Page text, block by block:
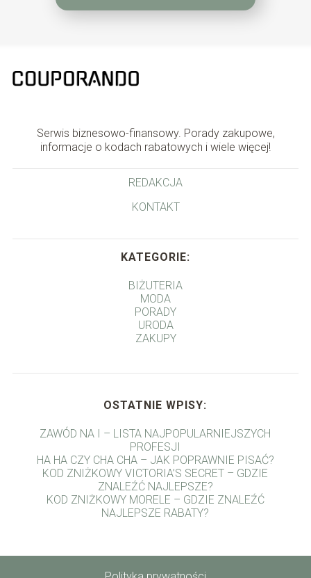
Serwis biznesowo-finansowy. Porady zakupowe,
informacje o kodach rabatowych i wiele więcej!
REDAKCJA
KONTAKT
KATEGORIE:
BIŻUTERIA
MODA
PORADY
URODA
ZAKUPY
OSTATNIE WPISY:
ZAWÓD NA I – LISTA NAJPOPULARNIEJSZYCH
PROFESJI
HA HA CZY CHA CHA – JAK POPRAWNIE PISAĆ?
KOD ZNIŻKOWY VICTORIA’S SECRET – GDZIE
ZNALEŹĆ NAJLEPSZE?
KOD ZNIŻKOWY MORELE – GDZIE ZNALEŹĆ
NAJLEPSZE RABATY?